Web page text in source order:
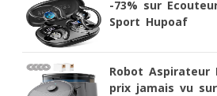
-73% sur
Sport Hupoaf
Robot
prix jamais vu